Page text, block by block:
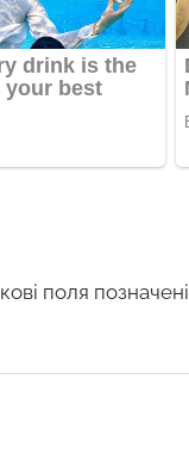
поля позначені